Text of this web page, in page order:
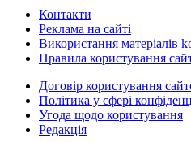
Контакти
Реклама на сайті
Використання матеріалів
Правила користування
Договір користування
Політика у сфері
Угода щодо користування
Редакція